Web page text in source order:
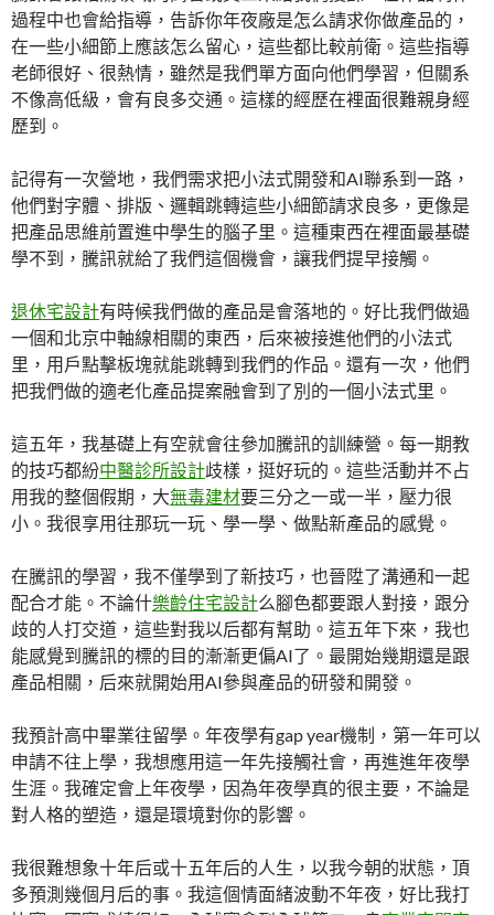
過程中也會給指導，告訴你年夜廠是怎么請求你做產品的，
在一些小細節上應該怎么留心，這些都比較前衛。這些指導
老師很好、很熱情，雖然是我們單方面向他們學習，但關系
不像高低級，會有良多交通。這樣的經歷在裡面很難親身經
歷到。
記得有一次營地，我們需求把小法式開發和AI聯系到一路，
他們對字體、排版、邏輯跳轉這些小細節請求良多，更像是
把產品思維前置進中學生的腦子里。這種東西在裡面最基礎
學不到，騰訊就給了我們這個機會，讓我們提早接觸。
退休宅設計有時候我們做的產品是會落地的。好比我們做過
一個和北京中軸線相關的東西，后來被接進他們的小法式
里，用戶點擊板塊就能跳轉到我們的作品。還有一次，他們
把我們做的適老化產品提案融會到了別的一個小法式里。
這五年，我基礎上有空就會往參加騰訊的訓練營。每一期教
的技巧都紛中醫診所設計歧樣，挺好玩的。這些活動并不占
用我的整個假期，大無毒建材要三分之一或一半，壓力很
小。我很享用往那玩一玩、學一學、做點新產品的感覺。
在騰訊的學習，我不僅學到了新技巧，也晉陞了溝通和一起
配合才能。不論什樂齡住宅設計么腳色都要跟人對接，跟分
歧的人打交道，這些對我以后都有幫助。這五年下來，我也
能感覺到騰訊的標的目的漸漸更偏AI了。最開始幾期還是跟
產品相關，后來就開始用AI參與產品的研發和開發。
我預計高中畢業往留學。年夜學有gap year機制，第一年可以
申請不往上學，我想應用這一年先接觸社會，再進進年夜學
生涯。我確定會上年夜學，因為年夜學真的很主要，不論是
對人格的塑造，還是環境對你的影響。
我很難想象十年后或十五年后的人生，以我今朝的狀態，頂
多預測幾個月后的事。我這個情面緒波動不年夜，好比我打